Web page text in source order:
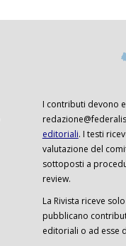
I contributi devono
editoriali. I testi
valutazione del
sottoposti a
review.
La Rivista riceve
pubblicano
editoriali o ad esse